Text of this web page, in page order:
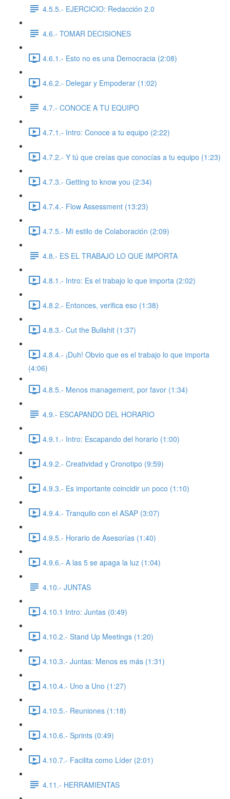
4.5.5.- EJERCICIO: Redacción 2.0
4.6.- TOMAR DECISIONES
4.6.1.- Esto no es una Democracia (2:08)
4.6.2.- Delegar y Empoderar (1:02)
4.7.- CONOCE A TU EQUIPO
4.7.1.- Intro: Conoce a tu equipo (2:22)
4.7.2.- Y tú que creías que conocías a tu equipo (1:23)
4.7.3.- Getting to know you (2:34)
4.7.4.- Flow Assessment (13:23)
4.7.5.- Mi estilo de Colaboración (2:09)
4.8.- ES EL TRABAJO LO QUE IMPORTA
4.8.1.- Intro: Es el trabajo lo que importa (2:02)
4.8.2.- Entonces, verifica eso (1:38)
4.8.3.- Cut the Bullshit (1:37)
4.8.4.- ¡Duh! Obvio que es el trabajo lo que importa
(4:06)
4.8.5.- Menos management, por favor (1:34)
4.9.- ESCAPANDO DEL HORARIO
4.9.1.- Intro: Escapando del horario (1:00)
4.9.2.- Creatividad y Cronotipo (9:59)
4.9.3.- Es importante coincidir un poco (1:10)
4.9.4.- Tranquilo con el ASAP (3:07)
4.9.5.- Horario de Asesorías (1:40)
4.9.6.- A las 5 se apaga la luz (1:04)
4.10.- JUNTAS
4.10.1 Intro: Juntas (0:49)
4.10.2.- Stand Up Meetings (1:20)
4.10.3.- Juntas: Menos es más (1:31)
4.10.4.- Uno a Uno (1:27)
4.10.5.- Reuniones (1:18)
4.10.6.- Sprints (0:49)
4.10.7.- Facilita como Líder (2:01)
4.11.- HERRAMIENTAS